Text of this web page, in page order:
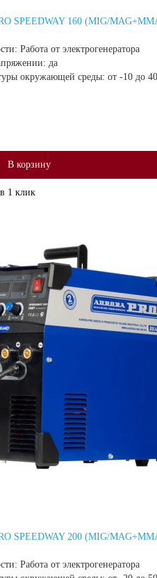
SPEEDWAY 160 (MIG/
Работа от электрогенератора
да
окружающей среды: от -10 до
В корзину
1 клик
SPEEDWAY 200 (MIG/
Работа от электрогенератора